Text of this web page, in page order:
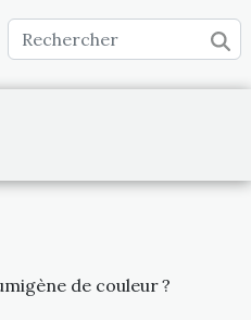
de couleur ?